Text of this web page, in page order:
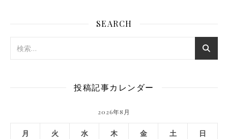
SEARCH
投稿記事カレンダー
2026年8月
月 火 水 木 金 土 日